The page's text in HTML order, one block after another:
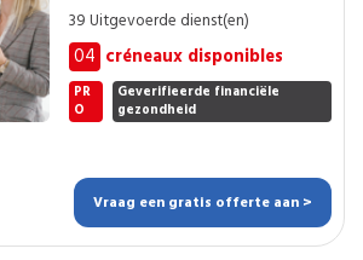
39 Uitgevoerde dienst(en)
04 créneaux disponibles
PR
O
Geverifieerde financiële
gezondheid
Vraag een gratis offerte aan >